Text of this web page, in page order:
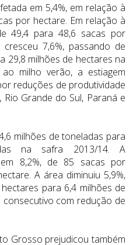
em 5,4%, em relação à
por hectare. Em relação à
49,4 para 48,6 sacas por
7,6%, passando de
29,8 milhões de hectares na
milho verão, a estiagem
reduções de produtividade
Grande do Sul, Paraná e
milhões de toneladas para
na safra 2013/14. A
8,2%, de 85 sacas por
A área diminuiu 5,9%,
para 6,4 milhões de
com redução de
Grosso prejudicou também